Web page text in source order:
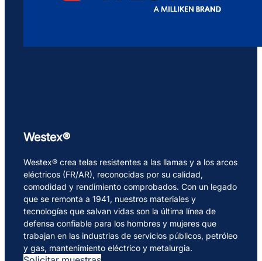
Westex®
Westex® crea telas resistentes a las llamas y a los arcos
eléctricos (FR/AR), reconocidas por su calidad,
comodidad y rendimiento comprobados. Con un legado
que se remonta a 1941, nuestros materiales y
tecnologías que salvan vidas son la última línea de
defensa confiable para los hombres y mujeres que
trabajan en las industrias de servicios públicos, petróleo
y gas, mantenimiento eléctrico y metalurgia.